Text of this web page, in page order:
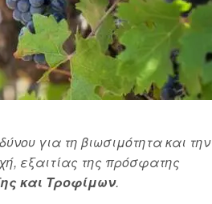
για τη βιωσιμότητα και την
εξαιτίας της πρόσφατης
και Τροφίμων.